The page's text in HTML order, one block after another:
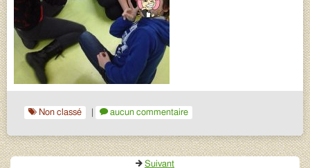
Non classé aucun commentaire
Suivant